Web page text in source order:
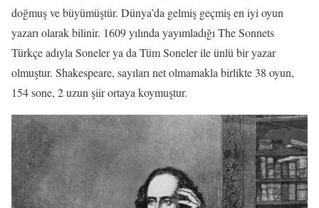
doğmuş ve büyümüştür. Dünya’da gelmiş geçmiş en iyi oyun
yazarı olarak bilinir. 1609 yılında yayımladığı The Sonnets
Türkçe adıyla Soneler ya da Tüm Soneler ile ünlü bir yazar
olmuştur. Shakespeare, sayıları net olmamakla birlikte 38 oyun,
154 sone, 2 uzun şiir ortaya koymuştur.